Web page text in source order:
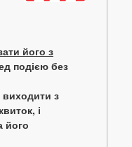
його з
подією без
виходити з
і
його